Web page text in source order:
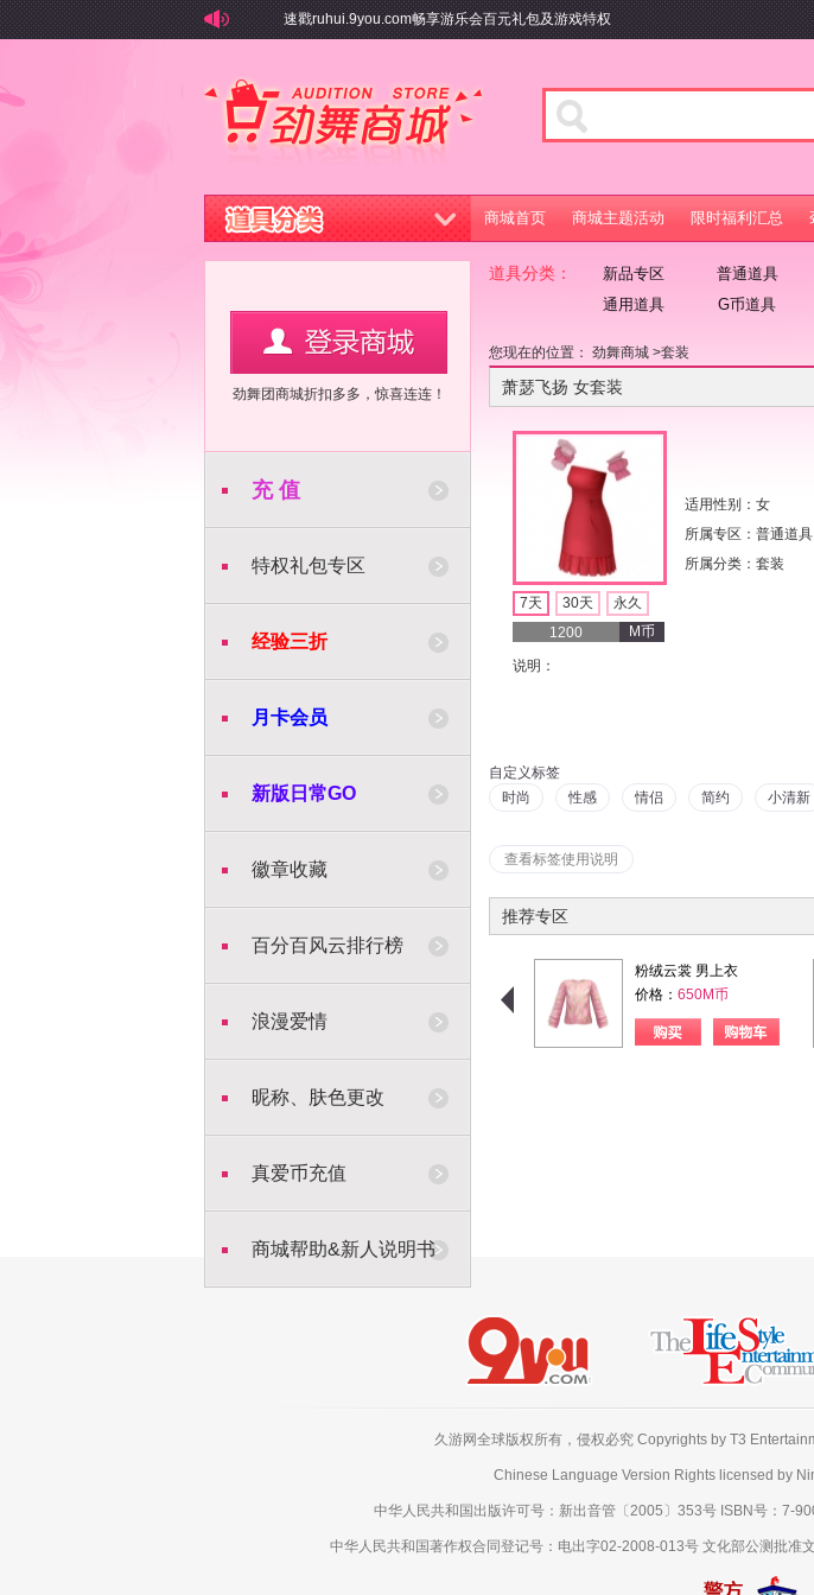
速戳ruhui.9you.com畅享游乐会百元礼包及游戏特权
商城首页 商城主题活动 限时福利汇总
劲舞团商城折扣多多，惊喜连连！
充 值
特权礼包专区
经验三折
月卡会员
新版日常GO
徽章收藏
百分百风云排行榜
浪漫爱情
昵称、肤色更改
真爱币充值
商城帮助&新人说明书
道具分类： 新品专区 普通道具
通用道具
G币道具
您现在的位置： 劲舞商城 >套装
萧瑟飞扬 女套装
7天 30天
永久
M币
1200
适用性别：女
所属专区：普通道具
所属分类：套装
说明：
自定义标签
时尚
性感 情侣 简约 小清新
查看标签使用说明
推荐专区
粉绒云裳 男上衣
价格： 650M币
购买 购物车 购物车
久游网全球版权所有，侵权必究 Copyrights by T3
Chinese Language Version Rights licensed by
中华人民共和国出版许可号：新出音管〔2005〕353号 ISBN号：7-
中华人民共和国著作权合同登记号：电出字02-2008-013号 文化部公测批